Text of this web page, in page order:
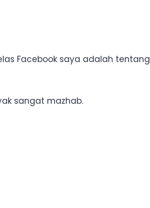
Facebook saya adalah tentang
sangat mazhab.